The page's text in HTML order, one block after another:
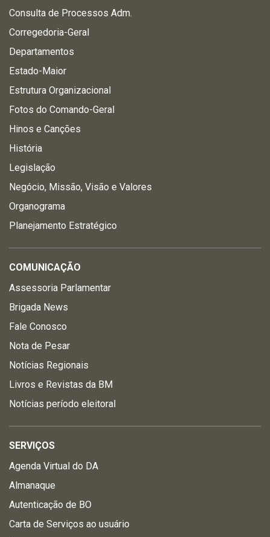
Consulta de Processos Adm.
Corregedoria-Geral
Departamentos
Estado-Maior
Estrutura Organizacional
Fotos do Comando-Geral
Hinos e Canções
História
Legislação
Negócio, Missão, Visão e Valores
Organograma
Planejamento Estratégico
COMUNICAÇÃO
Assessoria Parlamentar
Brigada News
Fale Conosco
Nota de Pesar
Notícias Regionais
Livros e Revistas da BM
Notícias período eleitoral
SERVIÇOS
Agenda Virtual do DA
Almanaque
Autenticação de BO
Carta de Serviços ao usuário